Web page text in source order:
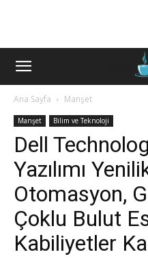
Ana Sayfa Manşet
Manşet Bilim ve Teknoloji
Dell
Yazılımı
Otomasyon,
Çoklu Bulut
Kabiliyetler